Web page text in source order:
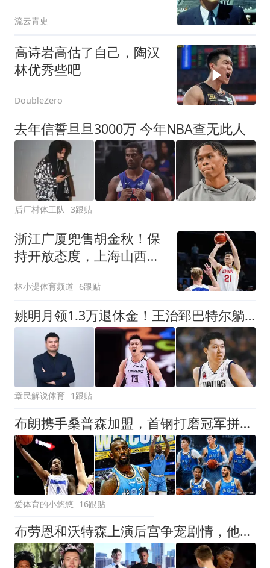
流云青史
高诗岩高估了自己，陶汉
林优秀些吧
DoubleZero
去年信誓旦旦3000万 今年NBA查无此人
后厂村体工队 3跟贴
浙江广厦兜售胡金秋！保
持开放态度，上海山西备
林小湜体育频道 6跟贴
姚明月领1.3万退休金！王治郅巴特尔躺赚，郭艾伦王哲林输在哪
章民解说体育 1跟贴
布朗携手桑普森加盟，首钢打磨冠军拼图，联赛格局迎来大变动
爱体育的小悠悠 16跟贴
布劳恩和沃特森上演后宫争宠剧情，他俩到底谁值2500万？